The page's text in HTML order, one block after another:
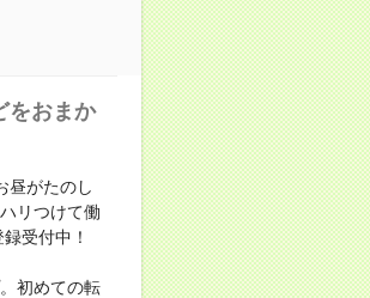
をおまか
昼がたのし
リつけて働
受付中！
初めての転